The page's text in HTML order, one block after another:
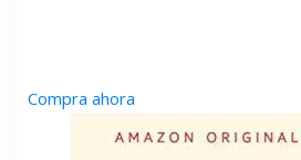
Compra ahora